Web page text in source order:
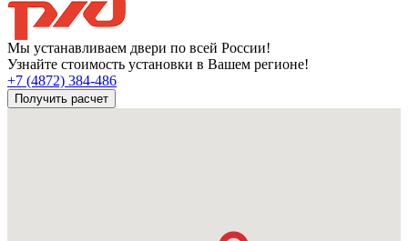
Мы устанавливаем двери по всей России!
Узнайте стоимость установки в Вашем регионе!
+7 (4872) 384-486
Получить расчет